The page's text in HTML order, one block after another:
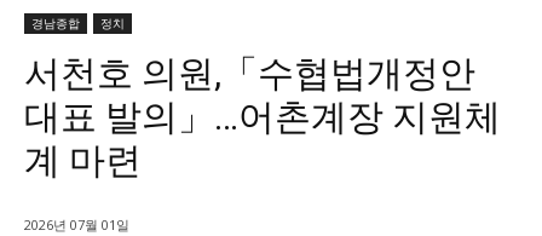
경남종합 정치
서천호 의원,「수협법개정안
대표 발의」…어촌계장 지원체
계 마련
2026년 07월 01일